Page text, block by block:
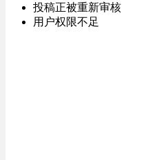
投稿正被重新审核
用户权限不足